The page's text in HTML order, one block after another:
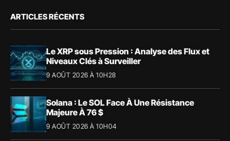
ARTICLES RÉCENTS
Le XRP sous Pression : Analyse des Flux et
Niveaux Clés à Surveiller
9 AOÛT 2026 À 10H28
Solana : Le SOL Face À Une Résistance
Majeure À 76 $
9 AOÛT 2026 À 10H04